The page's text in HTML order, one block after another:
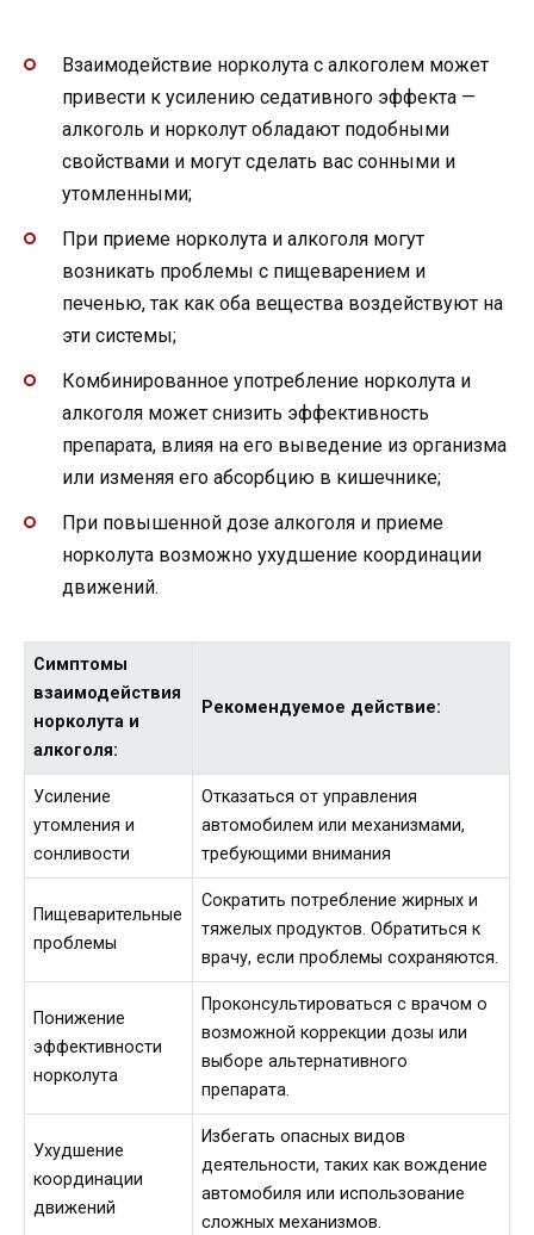
Взаимодействие норколута с алкоголем может
привести к усилению седативного эффекта —
алкоголь и норколут обладают подобными
свойствами и могут сделать вас сонными и
утомленными;
При приеме норколута и алкоголя могут
возникать проблемы с пищеварением и
печенью, так как оба вещества воздействуют на
эти системы;
Комбинированное употребление норколута и
алкоголя может снизить эффективность
препарата, влияя на его выведение из организма
или изменяя его абсорбцию в кишечнике;
При повышенной дозе алкоголя и приеме
норколута возможно ухудшение координации
движений.
Симптомы
взаимодействия
норколута и
алкоголя:
Рекомендуемое действие:
Усиление
утомления и
сонливости
Отказаться от управления
автомобилем или механизмами,
требующими внимания
Пищеварительные
проблемы
Сократить потребление жирных и
тяжелых продуктов. Обратиться к
врачу, если проблемы сохраняются.
Понижение
эффективности
норколута
Проконсультироваться с врачом о
возможной коррекции дозы или
выборе альтернативного
препарата.
Ухудшение
координации
движений
Избегать опасных видов
деятельности, таких как вождение
автомобиля или использование
сложных механизмов.